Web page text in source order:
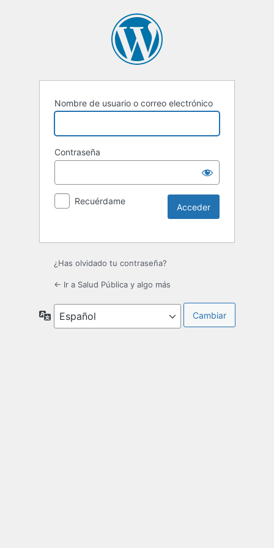
Nombre de usuario o correo electrónico
Contraseña
Recuérdame
¿Has olvidado tu contraseña?
← Ir a Salud Pública y algo más
Idioma